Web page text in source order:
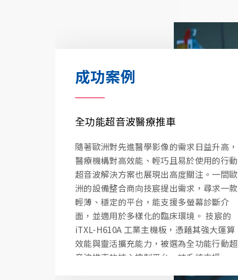
成功案例
全功能超音波醫療推車
隨著歐洲對先進醫學影像的需求日益升高，
醫療機構對高效能、輕巧且易於使用的行動
超音波解決方案也展現出高度關注。一間歐
洲的設備整合商向技宸提出需求，尋求一款
輕薄、穩定的平台，能支援多螢幕診斷介
面，並適用於多樣化的臨床環境。 技宸的
iTXL-H610A 工業主機板，憑藉其強大運算
效能與靈活擴充能力，被選為全功能行動超
音波推車的核心控制平台。該系統支援
成功案例
清除刺青雷射機
一家來自歐洲的醫療設備整合商，近期在尋
找一款輕薄型、無風扇且高穩定性的嵌入式
解決方案，用於整合至其空間有限的清除刺
青雷射機中。該系統需符合靜音、節能與多
元周邊整合能力等臨床應用條件。 技宸針對
此需求提供了 QBiP-N97A 無風扇嵌入式電
腦。該設備搭載 Intel® N97 處理器，在保持
低功耗運行的同時，提供優異的運算效能。
其超薄機身與無風扇設計，可輕鬆嵌入醫療
成功案例
生物血液/DNA 分析系統
技宸與一家知名的日本企業打造生物血
液/DNA 分析系統。技宸的嵌入式主機板因
其適應性和擴展性而脫穎而出，具備適合專
業需求的附加卡槽。它擁有多個可配置端
口，使其靈活銜接各種必需設備，例如影印
機和掃描器。此外，產品穩定可靠，使用壽
命長的特性，也減少了客戶需要經常更新的
成本，使其成為高級醫療分析任務的首選。
成功案例
AI 醫療測量終端機
土耳其客戶的AI 驅動醫療測量終端專案，運
用技宸的嵌入式電腦快速收集關鍵健康數
據，如體溫、血氧飽和度、心電圖、血壓和
體質指數。它利用 AI 協助數據收集，並與健
康資訊系統（HIS）無縫整合。